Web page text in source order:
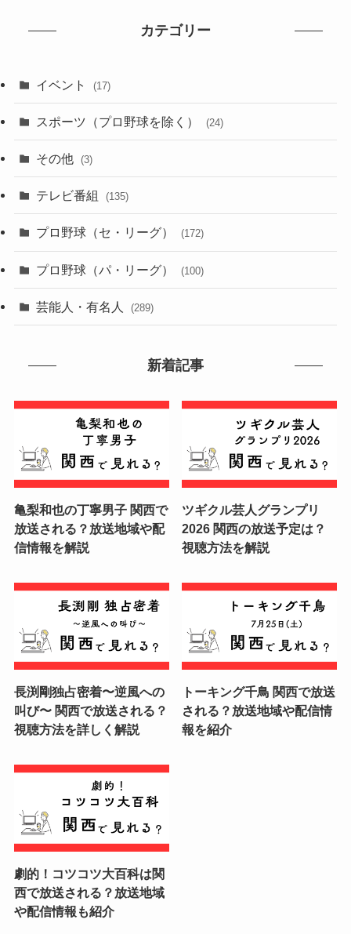
カテゴリー
イベント (17)
スポーツ（プロ野球を除く） (24)
その他 (3)
テレビ番組 (135)
プロ野球（セ・リーグ） (172)
プロ野球（パ・リーグ） (100)
芸能人・有名人 (289)
新着記事
亀梨和也の丁寧男子 関西で
放送される？放送地域や配
信情報を解説
ツギクル芸人グランプリ
2026 関西の放送予定は？
視聴方法を解説
長渕剛独占密着〜逆風への
叫び〜 関西で放送される？
視聴方法を詳しく解説
トーキング千鳥 関西で放送
される？放送地域や配信情
報を紹介
劇的！コツコツ大百科は関
西で放送される？放送地域
や配信情報も紹介